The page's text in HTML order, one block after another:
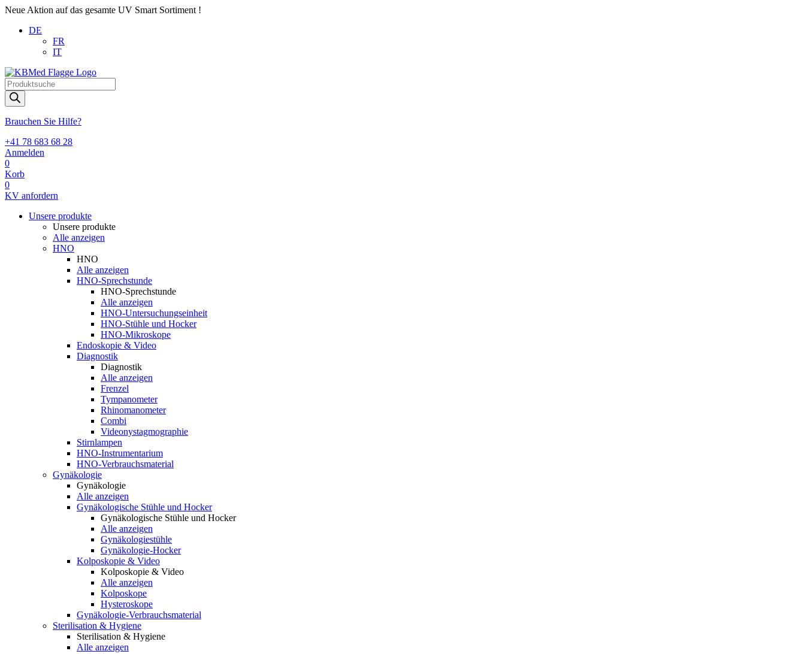
Neue Aktion auf das gesamte UV Smart Sortiment !
DE
FR
IT
Products
search
Brauchen Sie Hilfe?
+41 78 683 68 28
Anmelden
0
Korb
0
KV anfordern
Unsere produkte
Unsere produkte
Alle anzeigen
HNO
HNO
Alle anzeigen
HNO-Sprechstunde
HNO-Sprechstunde
Alle anzeigen
HNO-Untersuchungseinheit
HNO-Stühle und Hocker
HNO-Mikroskope
Endoskopie & Video
Diagnostik
Diagnostik
Alle anzeigen
Frenzel
Tympanometer
Rhinomanometer
Combi
Videonystagmographie
Stirnlampen
HNO-Instrumentarium
HNO-Verbrauchsmaterial
Gynäkologie
Gynäkologie
Alle anzeigen
Gynäkologische Stühle und Hocker
Gynäkologische Stühle und Hocker
Alle anzeigen
Gynäkologiestühle
Gynäkologie-Hocker
Kolposkopie & Video
Kolposkopie & Video
Alle anzeigen
Kolposkope
Hysteroskope
Gynäkologie-Verbrauchsmaterial
Sterilisation & Hygiene
Sterilisation & Hygiene
Alle anzeigen